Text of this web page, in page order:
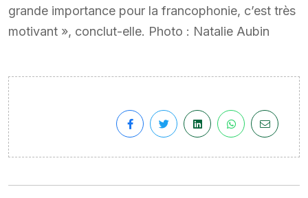
grande importance pour la francophonie, c’est très
motivant », conclut-elle. Photo : Natalie Aubin